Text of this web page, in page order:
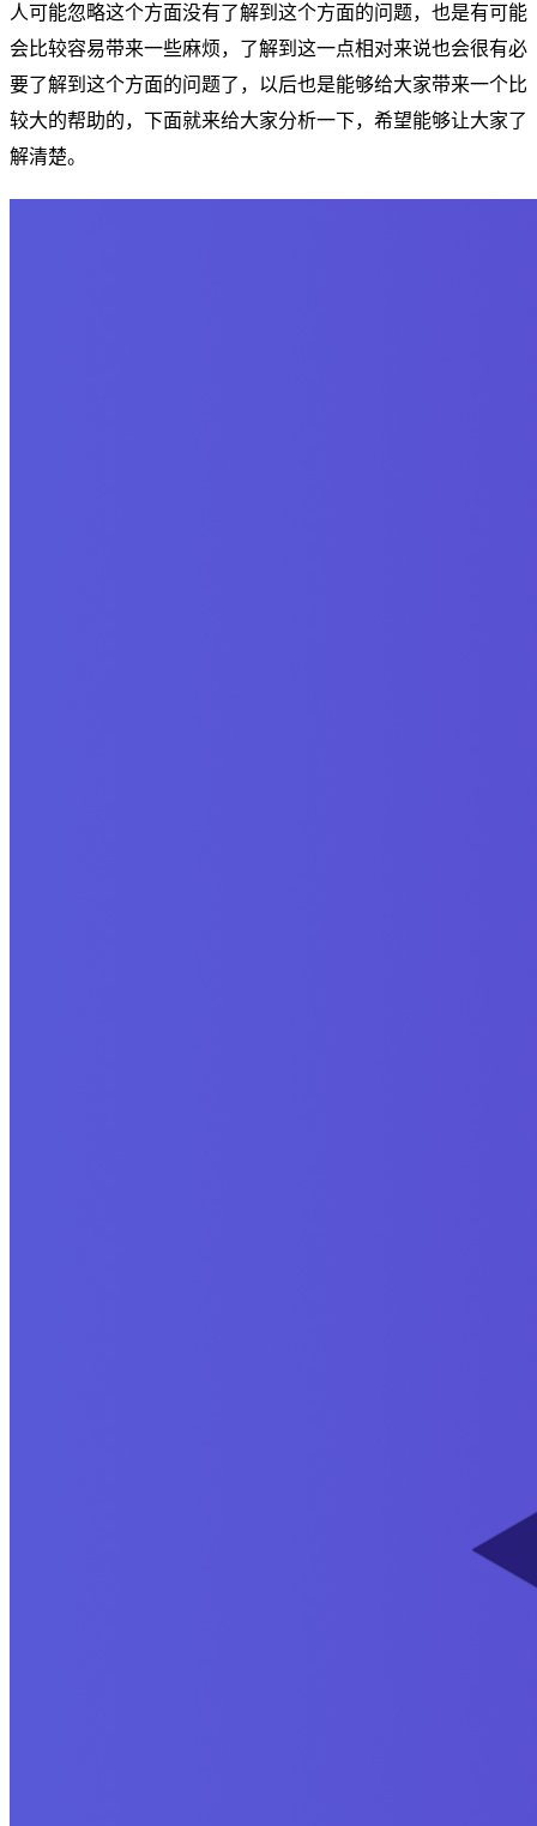
人可能忽略这个方面没有了解到这个方面的问题，也是有可能
会比较容易带来一些麻烦，了解到这一点相对来说也会很有必
要了解到这个方面的问题了，以后也是能够给大家带来一个比
较大的帮助的，下面就来给大家分析一下，希望能够让大家了
解清楚。